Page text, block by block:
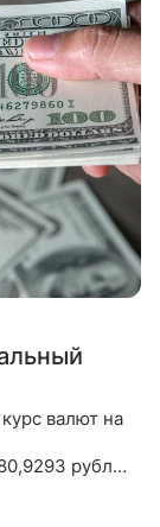
валют на
рубля.